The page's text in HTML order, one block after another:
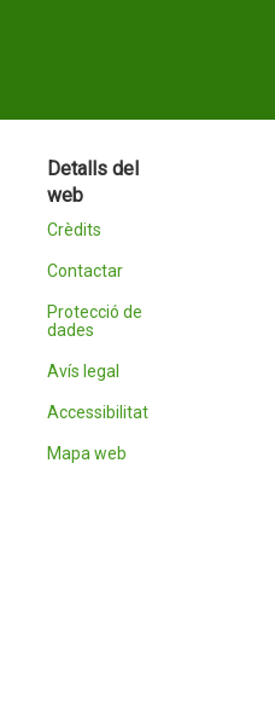
Detalls del
web
Crèdits
Contactar
Protecció de
dades
Avís legal
Accessibilitat
Mapa web